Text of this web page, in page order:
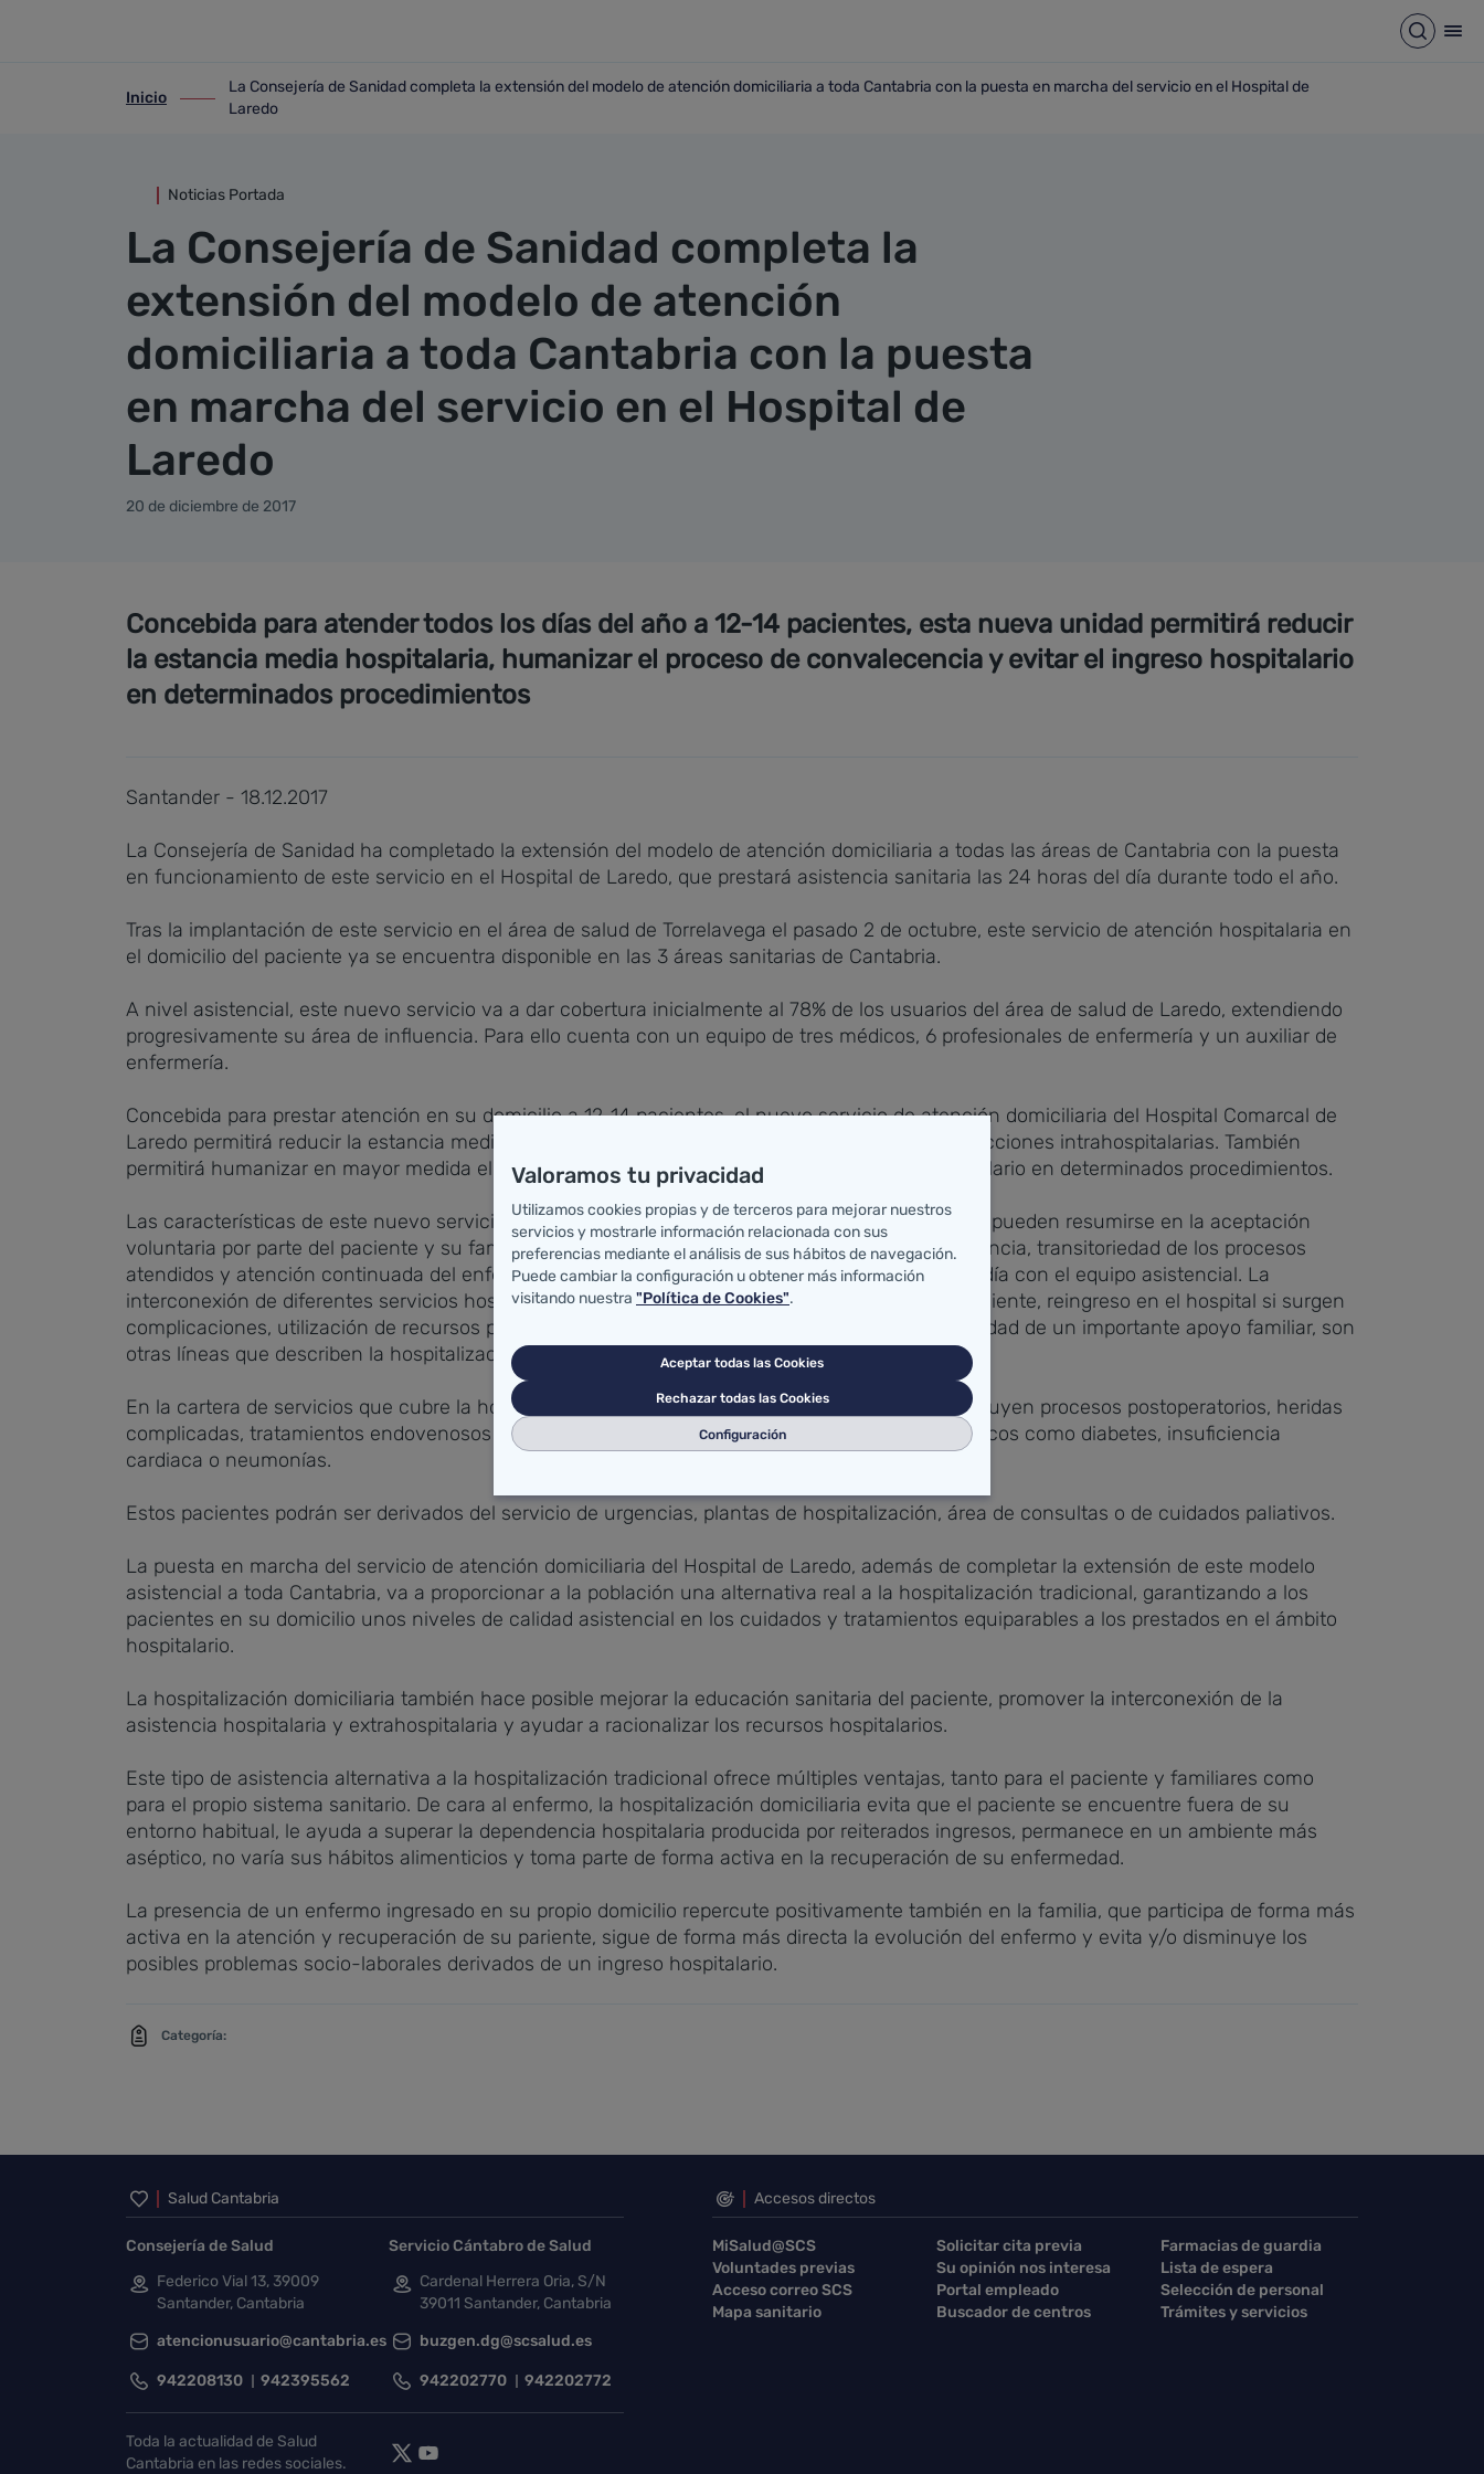
Abrir
ir-a inicio
Inicio
ir-a La Consejería de Sanidad completa la extensión del modelo de atención domiciliaria a toda Cantabria con la puesta en marcha del servicio en el Hospital
La Consejería de Sanidad completa la extensión del modelo de atención domiciliaria a toda Cantabria con la puesta en marcha del servicio en el Hospital de
Laredo
Noticias Portada
La Consejería de Sanidad completa la
extensión del modelo de atención
domiciliaria a toda Cantabria con la puesta
en marcha del servicio en el Hospital de
Laredo
20 de diciembre de 2017
Concebida para atender todos los días del año a 12-14 pacientes, esta nueva unidad permitirá reducir
la estancia media hospitalaria, humanizar el proceso de convalecencia y evitar el ingreso hospitalario
en determinados procedimientos
Santander - 18.12.2017
La Consejería de Sanidad ha completado la extensión del modelo de atención domiciliaria a todas las áreas de Cantabria con la puesta
en funcionamiento de este servicio en el Hospital de Laredo, que prestará asistencia sanitaria las 24 horas del día durante todo el año.
Tras la implantación de este servicio en el área de salud de Torrelavega el pasado 2 de octubre, este servicio de atención hospitalaria en
el domicilio del paciente ya se encuentra disponible en las 3 áreas sanitarias de Cantabria.
A nivel asistencial, este nuevo servicio va a dar cobertura inicialmente al 78% de los usuarios del área de salud de Laredo, extendiendo
progresivamente su área de influencia. Para ello cuenta con un equipo de tres médicos, 6 profesionales de enfermería y un auxiliar de
enfermería.
Concebida para prestar atención en su domicilio a 12-14 pacientes, el nuevo servicio de atención domiciliaria del Hospital Comarcal de
Laredo permitirá reducir la estancia media hospitalaria y con ello disminuir la posibilidad de infecciones intrahospitalarias. También
permitirá humanizar en mayor medida el proceso de convalecencia, evitando el ingreso hospitalario en determinados procedimientos.
Las características de este nuevo servicio de hospitalización domiciliaria del Hospital de Laredo pueden resumirse en la aceptación
voluntaria por parte del paciente y su familia tras ser debidamente informados del tipo de asistencia, transitoriedad de los procesos
atendidos y atención continuada del enfermo, quien puede contactar durante las 24 horas del día con el equipo asistencial. La
interconexión de diferentes servicios hospitalarios para facilitar una valoración conjunta del paciente, reingreso en el hospital si surgen
complicaciones, utilización de recursos profesionales y materiales similares al hospital y necesidad de un importante apoyo familiar, son
otras líneas que describen la hospitalización domiciliaria.
En la cartera de servicios que cubre la hospitalización domiciliaria del Hospital de Laredo se incluyen procesos postoperatorios, heridas
complicadas, tratamientos endovenosos y descompensaciones estabilizadas de procesos crónicos como diabetes, insuficiencia
cardiaca o neumonías.
Estos pacientes podrán ser derivados del servicio de urgencias, plantas de hospitalización, área de consultas o de cuidados paliativos.
La puesta en marcha del servicio de atención domiciliaria del Hospital de Laredo, además de completar la extensión de este modelo
asistencial a toda Cantabria, va a proporcionar a la población una alternativa real a la hospitalización tradicional, garantizando a los
pacientes en su domicilio unos niveles de calidad asistencial en los cuidados y tratamientos equiparables a los prestados en el ámbito
hospitalario.
La hospitalización domiciliaria también hace posible mejorar la educación sanitaria del paciente, promover la interconexión de la
asistencia hospitalaria y extrahospitalaria y ayudar a racionalizar los recursos hospitalarios.
Este tipo de asistencia alternativa a la hospitalización tradicional ofrece múltiples ventajas, tanto para el paciente y familiares como
para el propio sistema sanitario. De cara al enfermo, la hospitalización domiciliaria evita que el paciente se encuentre fuera de su
entorno habitual, le ayuda a superar la dependencia hospitalaria producida por reiterados ingresos, permanece en un ambiente más
aséptico, no varía sus hábitos alimenticios y toma parte de forma activa en la recuperación de su enfermedad.
La presencia de un enfermo ingresado en su propio domicilio repercute positivamente también en la familia, que participa de forma más
activa en la atención y recuperación de su pariente, sigue de forma más directa la evolución del enfermo y evita y/o disminuye los
posibles problemas socio-laborales derivados de un ingreso hospitalario.
Categoría:
Inicio del pie de página
Salud Cantabria
Consejería de Salud
Federico Vial 13, 39009
Santander, Cantabria
atencionusuario@cantabria.es
942208130 942395562
Servicio Cántabro de Salud
Cardenal Herrera Oria, S/N
39011 Santander, Cantabria
buzgen.dg@scsalud.es
942202770 942202772
Toda la actualidad de Salud
Cantabria en las redes sociales.
Accesos directos
MiSalud@SCS Solicitar cita previa
Farmacias de guardia
Voluntades previas
Su opinión nos interesa
Lista de espera
Acceso correo SCS
Portal empleado
Selección de personal
Mapa sanitario
Buscador de centros Trámites y servicios
Valoramos tu privacidad
Utilizamos cookies propias y de terceros para mejorar nuestros
servicios y mostrarle información relacionada con sus
preferencias mediante el análisis de sus hábitos de navegación.
Puede cambiar la configuración u obtener más información
visitando nuestra "Política de Cookies".
Aceptar todas las Cookies
Rechazar todas las Cookies
Configuración